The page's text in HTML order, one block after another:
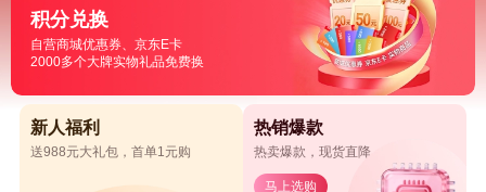
积分兑换
自营商城优惠券、京东E卡
2000多个大牌实物礼品免费换
新人福利
送988元大礼包，首单1元购
热销爆款
热卖爆款，现货直降
马上选购